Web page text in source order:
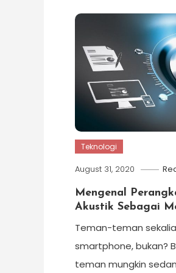
Teknologi
August 31, 2020
Mengenal
Akustik Sebagai
Teman-teman
smartphone, bukan?
teman mungkin